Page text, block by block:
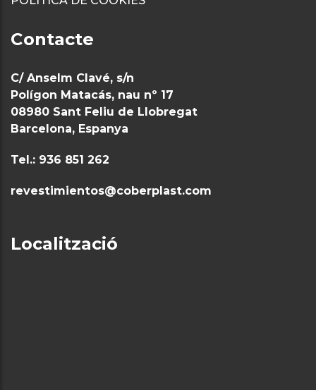
Contacte
C/ Anselm Clavé, s/n
Polígon Matacás, nau nº 17
08980 Sant Feliu de Llobregat
Barcelona, Espanya
Tel.: 936 851 262
revestimientos@coberplast.com
Localització